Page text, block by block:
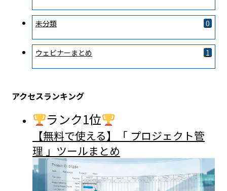
未分類 0
ウェビナーまとめ 1
アクセスランキング
ランク1位
【無料で使える】「 プロジェクト管
理 」ツールまとめ